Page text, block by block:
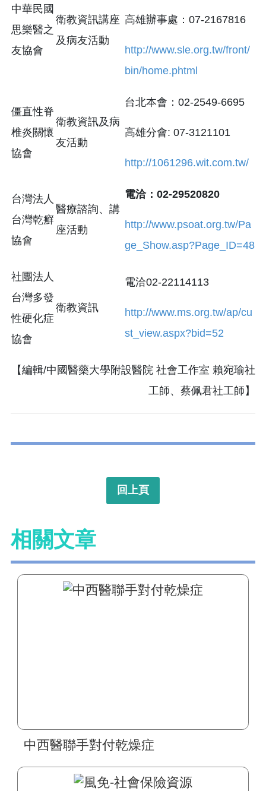
中華民國
思樂醫之
友協會
衛教資訊講座
及病友活動
高雄辦事處：07-2167816
http://www.sle.org.tw/front/
bin/home.phtml
僵直性脊
椎炎關懷
協會
衛教資訊及病
友活動
台北本會：02-2549-6695
高雄分會: 07-3121101
http://1061296.wit.com.tw/
台灣法人
台灣乾癬
協會
醫療諮詢、講
座活動
電洽：02-29520820
http://www.psoat.org.tw/Pa
ge_Show.asp?Page_ID=48
社團法人
台灣多發
性硬化症
協會
衛教資訊
電洽02-22114113
http://www.ms.org.tw/ap/cu
st_view.aspx?bid=52
【編輯/中國醫藥大學附設醫院 社會工作室 賴宛瑜社
工師、蔡佩君社工師】
回上頁
相關文章
中西醫聯手對付乾燥症